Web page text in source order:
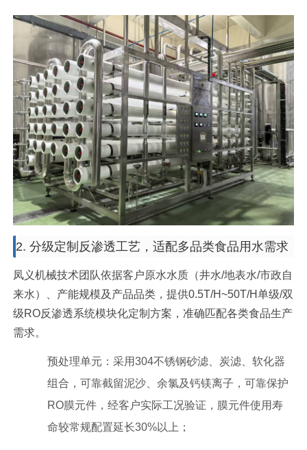
2. 分级定制反渗透工艺，适配多品类食品用水需求
凤义机械技术团队依据客户原水水质（井水/地表水/市政自
来水）、产能规模及产品品类，提供0.5T/H~50T/H单级/双
级RO反渗透系统模块化定制方案，准确匹配各类食品生产
需求。
预处理单元：采用304不锈钢砂滤、炭滤、软化器
组合，可靠截留泥沙、余氯及钙镁离子，可靠保护
RO膜元件，经客户实际工况验证，膜元件使用寿
命较常规配置延长30%以上；